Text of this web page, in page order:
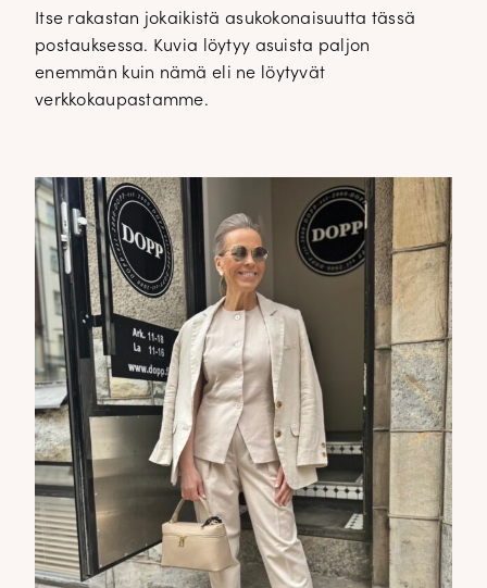
Itse rakastan jokaikistä asukokonaisuutta tässä
postauksessa. Kuvia löytyy asuista paljon
enemmän kuin nämä eli ne löytyvät
verkkokaupastamme.